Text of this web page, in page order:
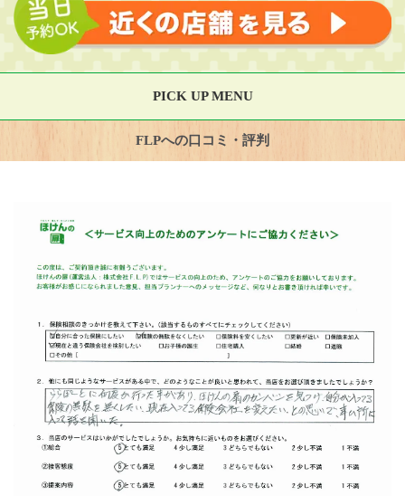
PICK UP MENU
FLPへの口コミ・評判